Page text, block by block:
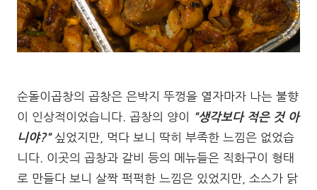
순돌이곱창의 곱창은 은박지 뚜껑을 열자마자 나는 불향
이 인상적이었습니다. 곱창의 양이
"생각보다 적은 것 아
니야?"싶었지만, 먹다 보니 딱히 부족한 느낌은 없었습
니다. 이곳의 곱창과 갈비 등의 메뉴들은 직화구이 형태
로 만들다 보니 살짝 퍽퍽한 느낌은 있었지만, 소스가 닭